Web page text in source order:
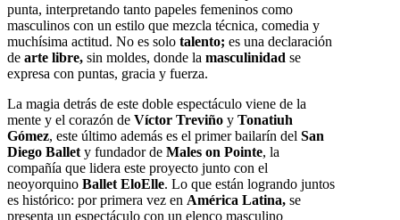
punta, interpretando tanto papeles femeninos como
masculinos con un estilo que mezcla técnica, comedia y
muchísima actitud. No es solo talento; es una declaración
de arte libre, sin moldes, donde la masculinidad se
expresa con puntas, gracia y fuerza.
La magia detrás de este doble espectáculo viene de la
mente y el corazón de Víctor Treviño y Tonatiuh
Gómez, este último además es el primer bailarín del San
Diego Ballet y fundador de Males on Pointe, la
compañía que lidera este proyecto junto con el
neoyorquino Ballet EloElle. Lo que están logrando juntos
es histórico: por primera vez en América Latina, se
presenta un espectáculo con un elenco masculino